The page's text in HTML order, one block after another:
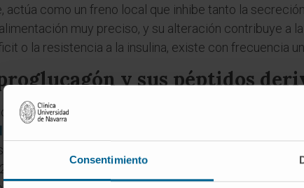
Consentimiento
actúa como un freno local que inhibe tanto la
muy preciso, y su alteración contribuye a
o la resistencia a la insulina, existe con frecuencia
y sus péptidos
no se sintetiza como molécula aislada. Las
células L del intestino, pero allí se procesa de
(las incretinas) y oxintomodulina. Así, una sola